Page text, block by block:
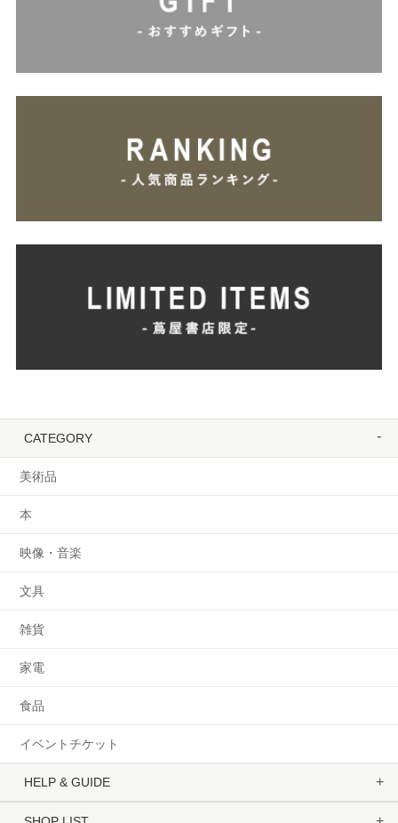
CATEGORY
美術品
本
映像・音楽
文具
雑貨
家電
食品
イベントチケット
HELP & GUIDE